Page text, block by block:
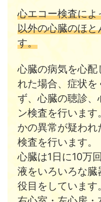
心エコー検査に
以外の心臓のほ
す。
心臓の病気を心配
れた場合、症状を
ず、心臓の聴診
ン検査を行いま
かの異常が疑わ
検査を行います。
心臓は1日に10万
液をいろいろな
役目をしています